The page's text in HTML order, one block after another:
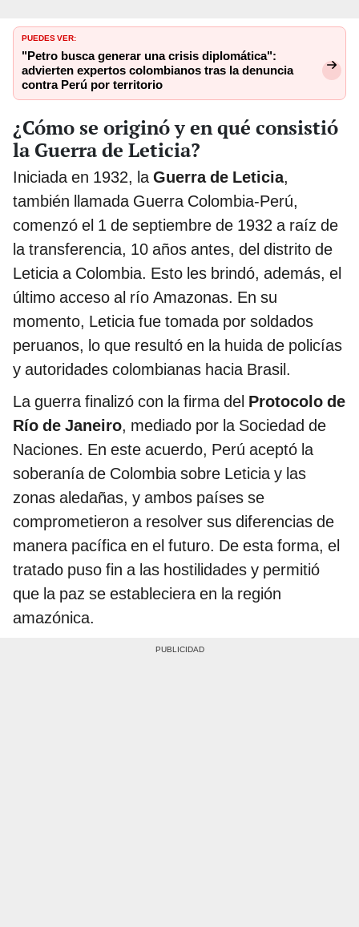
PUEDES VER:
"Petro busca generar una crisis diplomática":
advierten expertos colombianos tras la denuncia
contra Perú por territorio
¿Cómo se originó y en qué consistió
la Guerra de Leticia?
Iniciada en 1932, laGuerra de Leticia,
también llamada Guerra Colombia-Perú,
comenzó el 1 de septiembre de 1932 a raíz de
la transferencia, 10 años antes, del distrito de
Leticia a Colombia. Esto les brindó, además, el
último acceso al río Amazonas. En su
momento, Leticia fue tomada por soldados
peruanos, lo que resultó en la huida de policías
y autoridades colombianas hacia Brasil.
La guerra finalizó con la firma del Protocolo de
Río de Janeiro, mediado por la Sociedad de
Naciones. En este acuerdo, Perú aceptó la
soberanía de Colombia sobre Leticia y las
zonas aledañas, y ambos países se
comprometieron a resolver sus diferencias de
manera pacífica en el futuro. De esta forma, el
tratado puso fin a las hostilidades y permitió
que la paz se estableciera en la región
amazónica.